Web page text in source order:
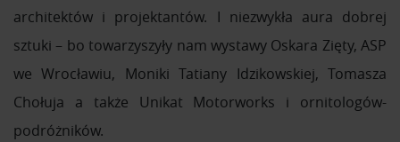
architektów i projektantów. I niezwykła aura dobrej
sztuki – bo towarzyszyły nam wystawy Oskara Zięty, ASP
we Wrocławiu, Moniki Tatiany Idzikowskiej, Tomasza
Chołuja a także Unikat Motorworks i ornitologów-
podróżników.